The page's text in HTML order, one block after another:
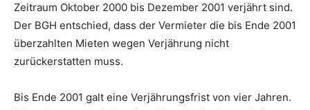
Zeitraum Oktober 2000 bis Dezember 2001 verjährt sind.
Der BGH entschied, dass der Vermieter die bis Ende 2001
überzahlten Mieten wegen Verjährung nicht
zurückerstatten muss.
Bis Ende 2001 galt eine Verjährungsfrist von vier Jahren.